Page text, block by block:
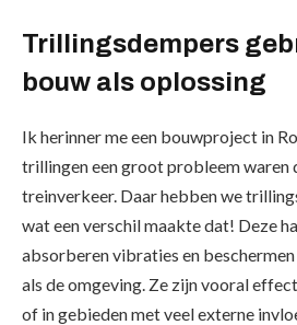
Trillingsdempers
bouw als oplossing
Ik herinner me een bouwproject in
trillingen een groot probleem waren
treinverkeer. Daar hebben we
wat een verschil maakte dat! Deze
absorberen vibraties en
als de omgeving. Ze zijn vooral
of in gebieden met veel externe